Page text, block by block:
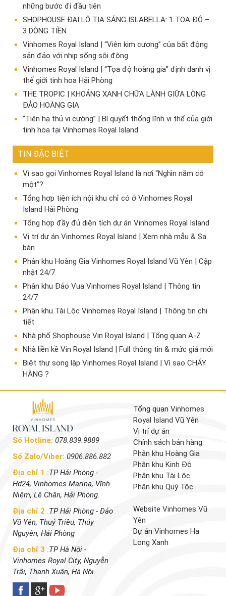
những bước đi đầu tiên
SHOPHOUSE ĐẠI LỘ TIA SÁNG ISLABELLA: 1 TỌA ĐỘ –
3 DÒNG TIỀN
Vinhomes Royal Island | “Viên kim cương” của bất động
sản đảo với nhịp sống sôi động
Vinhomes Royal Island | “Tọa độ hoàng gia” định danh vị
thế giới tinh hoa Hải Phòng
THE TROPIC | KHOẢNG XANH CHỮA LÀNH GIỮA LÒNG
ĐẢO HOÀNG GIA
“Tiên hạ thủ vi cường” | Bí quyết thống lĩnh vị thế của giới
tinh hoa tại Vinhomes Royal Island
TIN ĐẶC BIỆT
Vì sao gọi Vinhomes Royal Island là nơi “Nghìn năm có
một”?
Tổng hợp tiện ích nội khu chỉ có ở Vinhomes Royal
Island Hải Phòng
Tổng hợp đầy đủ diện tích dự án Vinhomes Royal Island
Vị trí dự án Vinhomes Royal Island | Xem nhà mẫu & Sa
bàn
Phân khu Hoàng Gia Vinhomes Royal Island Vũ Yên | Cập
nhật 24/7
Phân khu Đảo Vua Vinhomes Royal Island | Thông tin
24/7
Phân khu Tài Lộc Vinhomes Royal Island | Thông tin chi
tiết
Nhà phố Shophouse Vin Royal Island | Tổng quan A-Z
Nhà liền kề Vin Royal Island | Full thông tin & mức giá mới
​Biệt thự song lập Vinhomes Royal Island | Vì sao CHÁY
HÀNG ?
Số Hotline: 078.839.9889
Số Zalo/Viber: 0906.886.882
Địa chỉ 1 :TP Hải Phòng -
Hd24, Vinhomes Marina, Vĩnh
Niệm, Lê Chân, Hải Phòng.
Địa chỉ 2 :TP Hải Phòng - Đảo
Vũ Yên, Thuỷ Triều, Thủy
Nguyên, Hải Phòng
Địa chỉ 3 :TP Hà Nội -
Vinhomes Royal City, Nguyễn
Trãi, Thanh Xuân, Hà Nội
Tổng quan Vinhomes
Royal Island Vũ Yên
Vị trí dự án
Chính sách bán hàng
Phân khu Hoàng Gia
Phân khu Kinh Đô
Phân khu Tài Lộc
Phân khu Quý Tộc
Website Vinhomes Vũ
Yên
Dự án Vinhomes Hạ
Long Xanh